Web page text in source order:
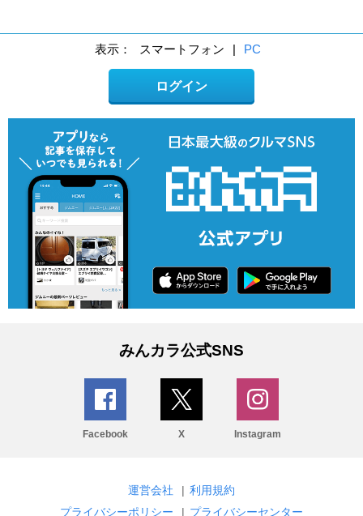
表示： スマートフォン | PC
ログイン
みんカラ公式SNS
Facebook X Instagram
運営会社 | 利用規約
プライバシーポリシー
| プライバシーセンター